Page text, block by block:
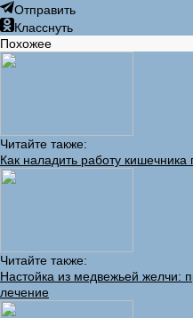
Отправить
Класснуть
Похожее
Читайте также:
Как наладить работу
Читайте также:
Настойка из медвежьей желчи:
лечение